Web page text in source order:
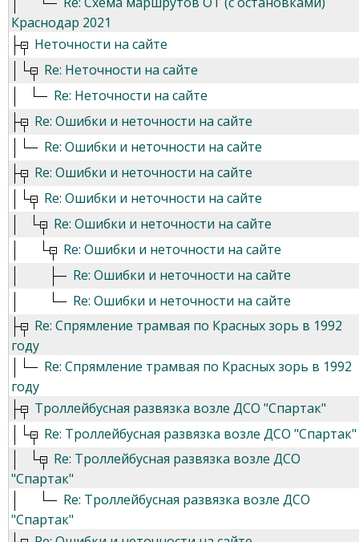
Краснодар 2021
Неточности на сайте
Re: Неточности на сайте
Re: Неточности на сайте
Re: Ошибки и неточности на сайте
Re: Ошибки и неточности на сайте
Re: Ошибки и неточности на сайте
Re: Ошибки и неточности на сайте
Re: Ошибки и неточности на сайте
Re: Ошибки и неточности на сайте
Re: Ошибки и неточности на сайте
Re: Ошибки и неточности на сайте
Re: Спрямление трамвая по Красных зорь в 1992
году
Re: Спрямление трамвая по Красных зорь в 1992
году
Троллейбусная развязка возле ДСО "Спартак"
Re: Троллейбусная развязка возле ДСО "Спартак"
Re: Троллейбусная развязка возле ДСО
"Спартак"
Re: Троллейбусная развязка возле ДСО
"Спартак"